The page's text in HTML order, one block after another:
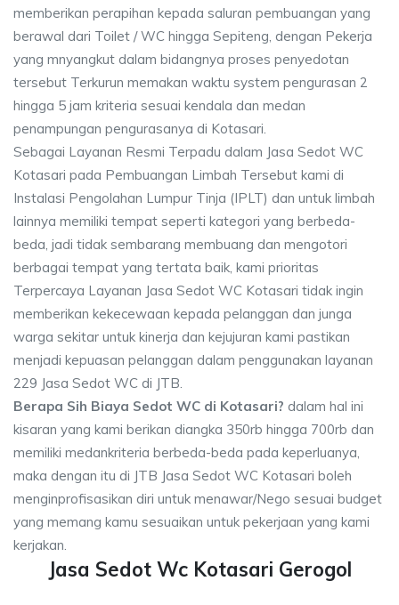
memberikan perapihan kepada saluran pembuangan yang
berawal dari Toilet / WC hingga Sepiteng, dengan Pekerja
yang mnyangkut dalam bidangnya proses penyedotan
tersebut Terkurun memakan waktu system pengurasan 2
hingga 5 jam kriteria sesuai kendala dan medan
penampungan pengurasanya di Kotasari.
Sebagai Layanan Resmi Terpadu dalam Jasa Sedot WC
Kotasari pada Pembuangan Limbah Tersebut kami di
Instalasi Pengolahan Lumpur Tinja (IPLT) dan untuk limbah
lainnya memiliki tempat seperti kategori yang berbeda-
beda, jadi tidak sembarang membuang dan mengotori
berbagai tempat yang tertata baik, kami prioritas
Terpercaya Layanan Jasa Sedot WC Kotasari tidak ingin
memberikan kekecewaan kepada pelanggan dan junga
warga sekitar untuk kinerja dan kejujuran kami pastikan
menjadi kepuasan pelanggan dalam penggunakan layanan
229 Jasa Sedot WC di JTB.
Berapa Sih Biaya Sedot WC di Kotasari? dalam hal ini
kisaran yang kami berikan diangka 350rb hingga 700rb dan
memiliki medankriteria berbeda-beda pada keperluanya,
maka dengan itu di JTB Jasa Sedot WC Kotasari boleh
menginprofisasikan diri untuk menawar/Nego sesuai budget
yang memang kamu sesuaikan untuk pekerjaan yang kami
kerjakan.
Jasa Sedot Wc Kotasari Gerogol